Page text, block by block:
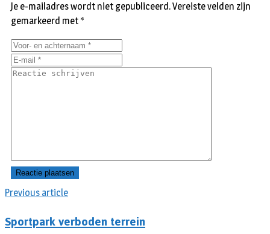
Previous article
Sportpark verboden terrein
Je e-mailadres wordt niet gepubliceerd.Vereiste velden zijn
gemarkeerd met *